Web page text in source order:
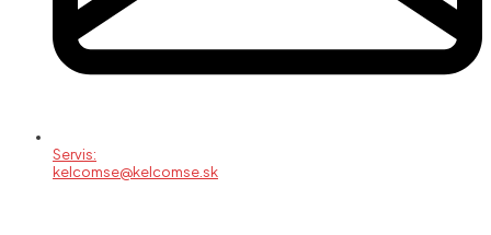
Servis:
kelcomse@kelcomse.sk